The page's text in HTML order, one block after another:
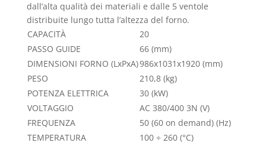
dall’alta qualità dei materiali e dalle 5 ventole
distribuite lungo tutta l’altezza del forno.
CAPACITÀ
20
PASSO GUIDE
66 (mm)
DIMENSIONI FORNO (LxPxA)986x1031x1920 (mm)
PESO
210,8 (kg)
POTENZA ELETTRICA
30 (kW)
VOLTAGGIO
AC 380/400 3N (V)
FREQUENZA
50 (60 on demand) (Hz)
TEMPERATURA
100 ÷ 260 (°C)